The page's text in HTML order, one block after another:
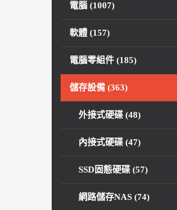
電腦 (1007)
軟體 (157)
電腦零組件 (185)
儲存設備 (363)
外接式硬碟 (48)
內接式硬碟 (47)
SSD固態硬碟 (57)
網路儲存NAS (74)